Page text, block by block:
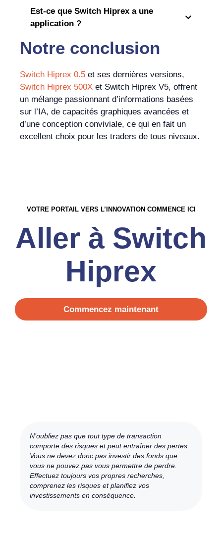
Est-ce que Switch Hiprex a une
application ?
Notre conclusion
Switch Hiprex 0.5 et ses dernières versions,
Switch Hiprex 500X et Switch Hiprex V5, offrent
un mélange passionnant d’informations basées
sur l’IA, de capacités graphiques avancées et
d’une conception conviviale, ce qui en fait un
excellent choix pour les traders de tous niveaux.
VOTRE PORTAIL VERS L’INNOVATION COMMENCE ICI
Aller à Switch
Hiprex
Commencez maintenant
N’oubliez pas que tout type de transaction
comporte des risques et peut entraîner des pertes.
Vous ne devez donc pas investir des fonds que
vous ne pouvez pas vous permettre de perdre.
Effectuez toujours vos propres recherches,
comprenez les risques et planifiez vos
investissements en conséquence.